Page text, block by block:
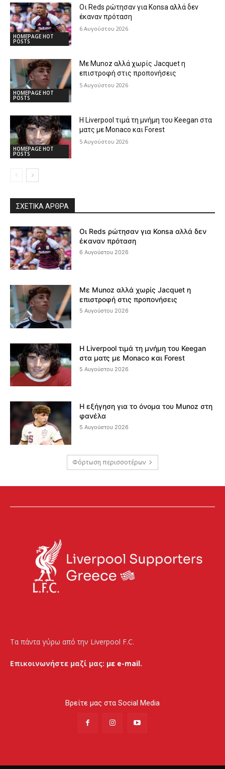
HOMEPAGE HOT
POSTS
Οι Reds ρώτησαν για Konsa αλλά δεν
έκαναν πρόταση
6 Αυγούστου 2026
HOMEPAGE HOT
POSTS
Με Munoz αλλά χωρίς Jacquet η
επιστροφή στις προπονήσεις
5 Αυγούστου 2026
HOMEPAGE HOT
POSTS
Η Liverpool τιμά τη μνήμη του Keegan στα
ματς με Monaco και Forest
5 Αυγούστου 2026
ΣΧΕΤΙΚΆ ΆΡΘΡΑ
Οι Reds ρώτησαν για Konsa αλλά δεν
έκαναν πρόταση
6 Αυγούστου 2026
Με Munoz αλλά χωρίς Jacquet η
επιστροφή στις προπονήσεις
5 Αυγούστου 2026
Η Liverpool τιμά τη μνήμη του Keegan
στα ματς με Monaco και Forest
5 Αυγούστου 2026
Η εξήγηση για το όνομα του Munoz στη
φανέλα
5 Αυγούστου 2026
Φόρτωση περισσοτέρων
Τα πάντα γύρω από την Liverpool F.C.
Επικοινωνήστε μαζί μας: με e-mail.
Βρείτε μας στα Social Media